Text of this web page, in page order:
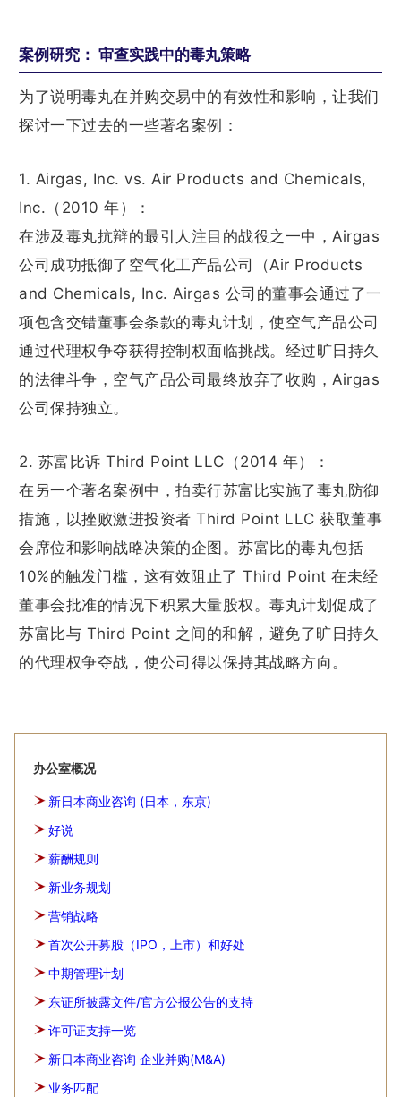
案例研究： 审查实践中的毒丸策略
为了说明毒丸在并购交易中的有效性和影响，让我们
探讨一下过去的一些著名案例：
1. Airgas, Inc. vs. Air Products and Chemicals,
Inc.（2010 年）：
在涉及毒丸抗辩的最引人注目的战役之一中，Airgas
公司成功抵御了空气化工产品公司（Air Products
and Chemicals, Inc. Airgas 公司的董事会通过了一
项包含交错董事会条款的毒丸计划，使空气产品公司
通过代理权争夺获得控制权面临挑战。经过旷日持久
的法律斗争，空气产品公司最终放弃了收购，Airgas
公司保持独立。
2. 苏富比诉 Third Point LLC（2014 年）：
在另一个著名案例中，拍卖行苏富比实施了毒丸防御
措施，以挫败激进投资者 Third Point LLC 获取董事
会席位和影响战略决策的企图。苏富比的毒丸包括
10%的触发门槛，这有效阻止了 Third Point 在未经
董事会批准的情况下积累大量股权。毒丸计划促成了
苏富比与 Third Point 之间的和解，避免了旷日持久
的代理权争夺战，使公司得以保持其战略方向。
办公室概况
新日本商业咨询 (日本，东京)
好说
薪酬规则
新业务规划
营销战略
首次公开募股（IPO，上市）和好处
中期管理计划
东证所披露文件/官方公报公告的支持
许可证支持一览
新日本商业咨询 企业并购(M&A)
业务匹配